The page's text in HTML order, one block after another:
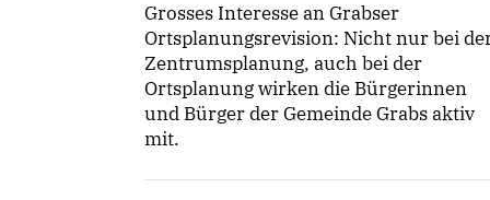
Grosses Interesse an Grabser
Ortsplanungsrevision: Nicht nur bei
Zentrumsplanung, auch bei der
Ortsplanung wirken die Bürgerinnen
und Bürger der Gemeinde Grabs aktiv
mit.